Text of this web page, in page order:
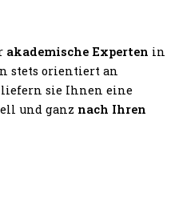
akademische Experten in
stets orientiert an
sie Ihnen eine
und ganz nach Ihren